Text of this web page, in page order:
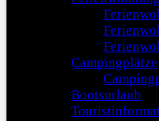
Campingplätze
Bootsurlaub